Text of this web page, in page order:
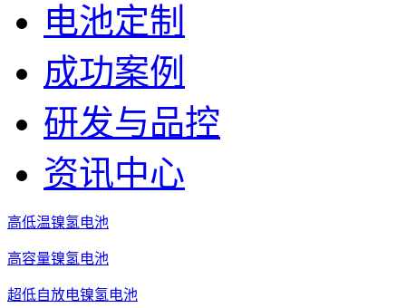
电池定制
成功案例
研发与品控
资讯中心
高低温镍氢电池
高容量镍氢电池
超低自放电镍氢电池